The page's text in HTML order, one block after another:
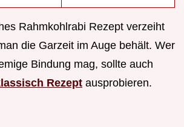
Rahmkohlrabi Rezept verzeiht
die Garzeit im Auge behält. Wer
Bindung mag, sollte auch
Rezept ausprobieren.